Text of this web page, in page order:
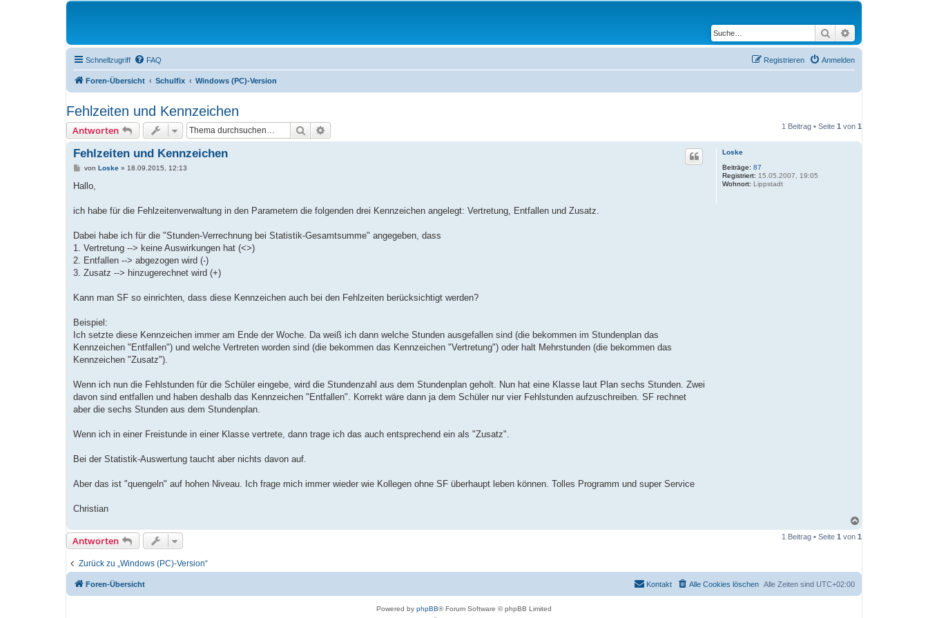
Suche
Schnellzugriff FAQ Anmelden
Registrieren
Foren-Übersicht Schulfix Windows (PC)-Version
Fehlzeiten und Kennzeichen
Antworten Suche 1 Beitrag • Seite 1 von 1
Loske
Beiträge: 87
Registriert: 15.05.2007, 19:05
Wohnort: Lippstadt
Fehlzeiten und Kennzeichen
B
i
a
von Loske» 18.09.2015, 12:13
Hallo,
ich habe für die Fehlzeitenverwaltung in den Parametern die folgenden drei Kennzeichen angelegt: Vertretung, Entfallen und Zusatz.
Dabei habe ich für die "Stunden-Verrechnung bei Statistik-Gesamtsumme" angegeben, dass
1. Vertretung --> keine Auswirkungen hat (<>)
2. Entfallen --> abgezogen wird (-)
3. Zusatz --> hinzugerechnet wird (+)
Kann man SF so einrichten, dass diese Kennzeichen auch bei den Fehlzeiten berücksichtigt werden?
Beispiel:
Ich setzte diese Kennzeichen immer am Ende der Woche. Da weiß ich dann welche Stunden ausgefallen sind (die bekommen im Stundenplan das
Kennzeichen "Entfallen") und welche Vertreten worden sind (die bekommen das Kennzeichen "Vertretung") oder halt Mehrstunden (die bekommen das
Kennzeichen "Zusatz").
Wenn ich nun die Fehlstunden für die Schüler eingebe, wird die Stundenzahl aus dem Stundenplan geholt. Nun hat eine Klasse laut Plan sechs Stunden. Zwei
davon sind entfallen und haben deshalb das Kennzeichen "Entfallen". Korrekt wäre dann ja dem Schüler nur vier Fehlstunden aufzuschreiben. SF rechnet
aber die sechs Stunden aus dem Stundenplan.
Wenn ich in einer Freistunde in einer Klasse vertrete, dann trage ich das auch entsprechend ein als "Zusatz".
Bei der Statistik-Auswertung taucht aber nichts davon auf.
Aber das ist "quengeln" auf hohen Niveau. Ich frage mich immer wieder wie Kollegen ohne SF überhaupt leben können. Tolles Programm und super Service
Christian
c
e
Antworten 1 Beitrag • Seite 1 von 1
Zurück zu „Windows (PC)-Version“
Foren-Übersicht Alle Zeiten sind UTC+02:00
Alle Cookies löschen
Kontakt
Powered by phpBB® Forum Software © phpBB Limited